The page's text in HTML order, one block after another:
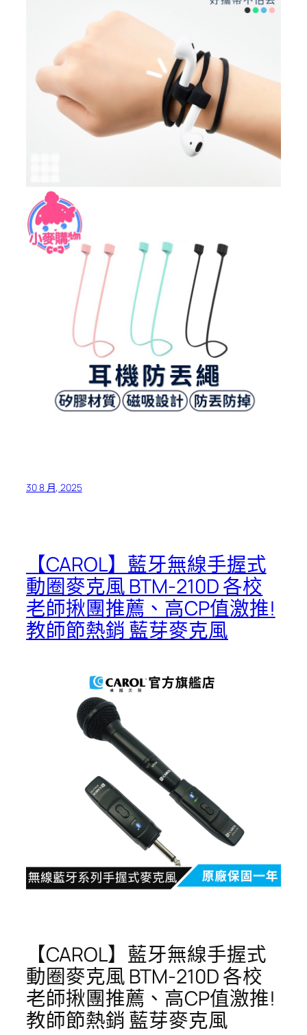
30 8 月, 2025
【CAROL】藍牙無線手握式
動圈麥克風 BTM-210D 各校
老師揪團推薦、高CP值激推!
教師節熱銷 藍芽麥克風
【CAROL】藍牙無線手握式
動圈麥克風 BTM-210D 各校
老師揪團推薦、高CP值激推!
教師節熱銷 藍芽麥克風